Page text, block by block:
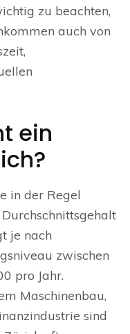
zu beachten,
auch von
ein
in der Regel
je nach
zwischen
pro Jahr.
Maschinenbau,
sind